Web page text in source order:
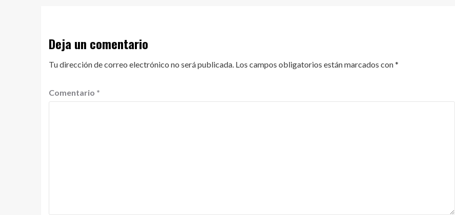
Deja un comentario
Tu dirección de correo electrónico no será publicada. Los campos obligatorios están marcados con*
Comentario *